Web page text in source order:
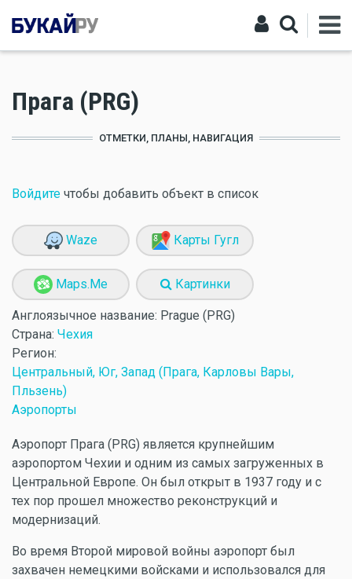
Прага (PRG)
ОТМЕТКИ, ПЛАНЫ, НАВИГАЦИЯ
Войдите чтобы добавить объект в список
Waze Карты Гугл
Maps.Me Картинки
Англоязычное название: Prague (PRG)
Страна: Чехия
Регион:
Центральный, Юг, Запад (Прага, Карловы Вары,
Пльзень)
Аэропорты
Аэропорт Прага (PRG) является крупнейшим
аэропортом Чехии и одним из самых загруженных в
Центральной Европе. Он был открыт в 1937 году и с
тех пор прошел множество реконструкций и
модернизаций.
Во время Второй мировой войны аэропорт был
захвачен немецкими войсками и использовался для